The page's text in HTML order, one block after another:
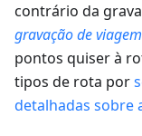
contrário da
gravação de viagem
pontos quiser à
tipos de rota por
detalhadas sobre